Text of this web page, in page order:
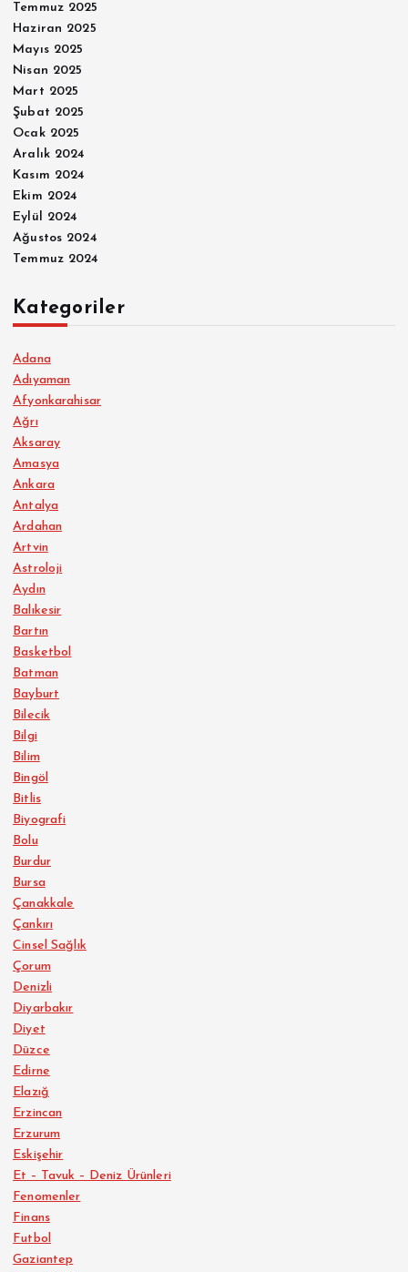
Temmuz 2025
Haziran 2025
Mayıs 2025
Nisan 2025
Mart 2025
Şubat 2025
Ocak 2025
Aralık 2024
Kasım 2024
Ekim 2024
Eylül 2024
Ağustos 2024
Temmuz 2024
Kategoriler
Adana
Adıyaman
Afyonkarahisar
Ağrı
Aksaray
Amasya
Ankara
Antalya
Ardahan
Artvin
Astroloji
Aydın
Balıkesir
Bartın
Basketbol
Batman
Bayburt
Bilecik
Bilgi
Bilim
Bingöl
Bitlis
Biyografi
Bolu
Burdur
Bursa
Çanakkale
Çankırı
Cinsel Sağlık
Çorum
Denizli
Diyarbakır
Diyet
Düzce
Edirne
Elazığ
Erzincan
Erzurum
Eskişehir
Et – Tavuk – Deniz Ürünleri
Fenomenler
Finans
Futbol
Gaziantep